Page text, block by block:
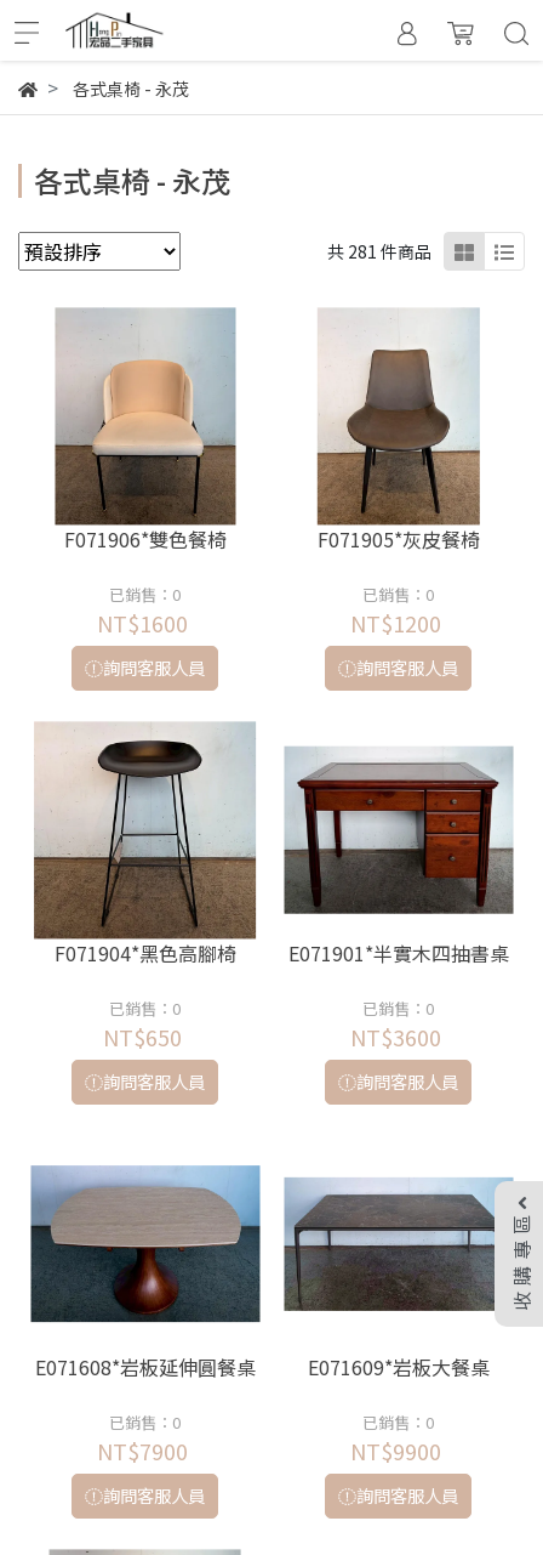
各式桌椅 - 永茂
各式桌椅 - 永茂
共 281 件商品
F071906*雙色餐椅
已銷售：0
NT$1600
詢問客服人員
F071905*灰皮餐椅
已銷售：0
NT$1200
詢問客服人員
F071904*黑色高腳椅
已銷售：0
NT$650
詢問客服人員
E071901*半實木四抽書桌
已銷售：0
NT$3600
詢問客服人員
E071608*岩板延伸圓餐桌
已銷售：0
NT$7900
詢問客服人員
E071609*岩板大餐桌
已銷售：0
NT$9900
詢問客服人員
收購專區